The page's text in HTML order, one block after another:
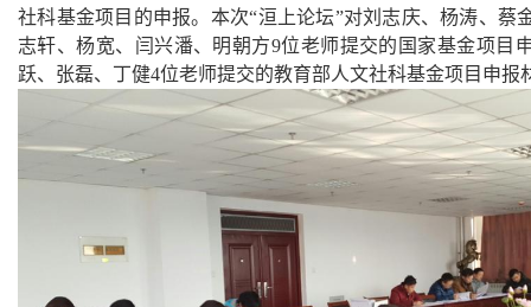
社科基金项目的申报。本次“洹上论坛”对刘志庆、杨涛、蔡
志轩、杨宽、闫兴潘、明朝方9位老师提交的国家基金项目
跃、张磊、丁健4位老师提交的教育部人文社科基金项目申报